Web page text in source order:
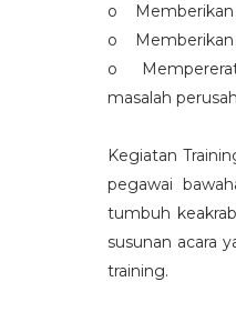
o Memberikan
o Memberikan
o Mempererat
masalah
Kegiatan
pegawai
tumbuh
susunan acara
training.